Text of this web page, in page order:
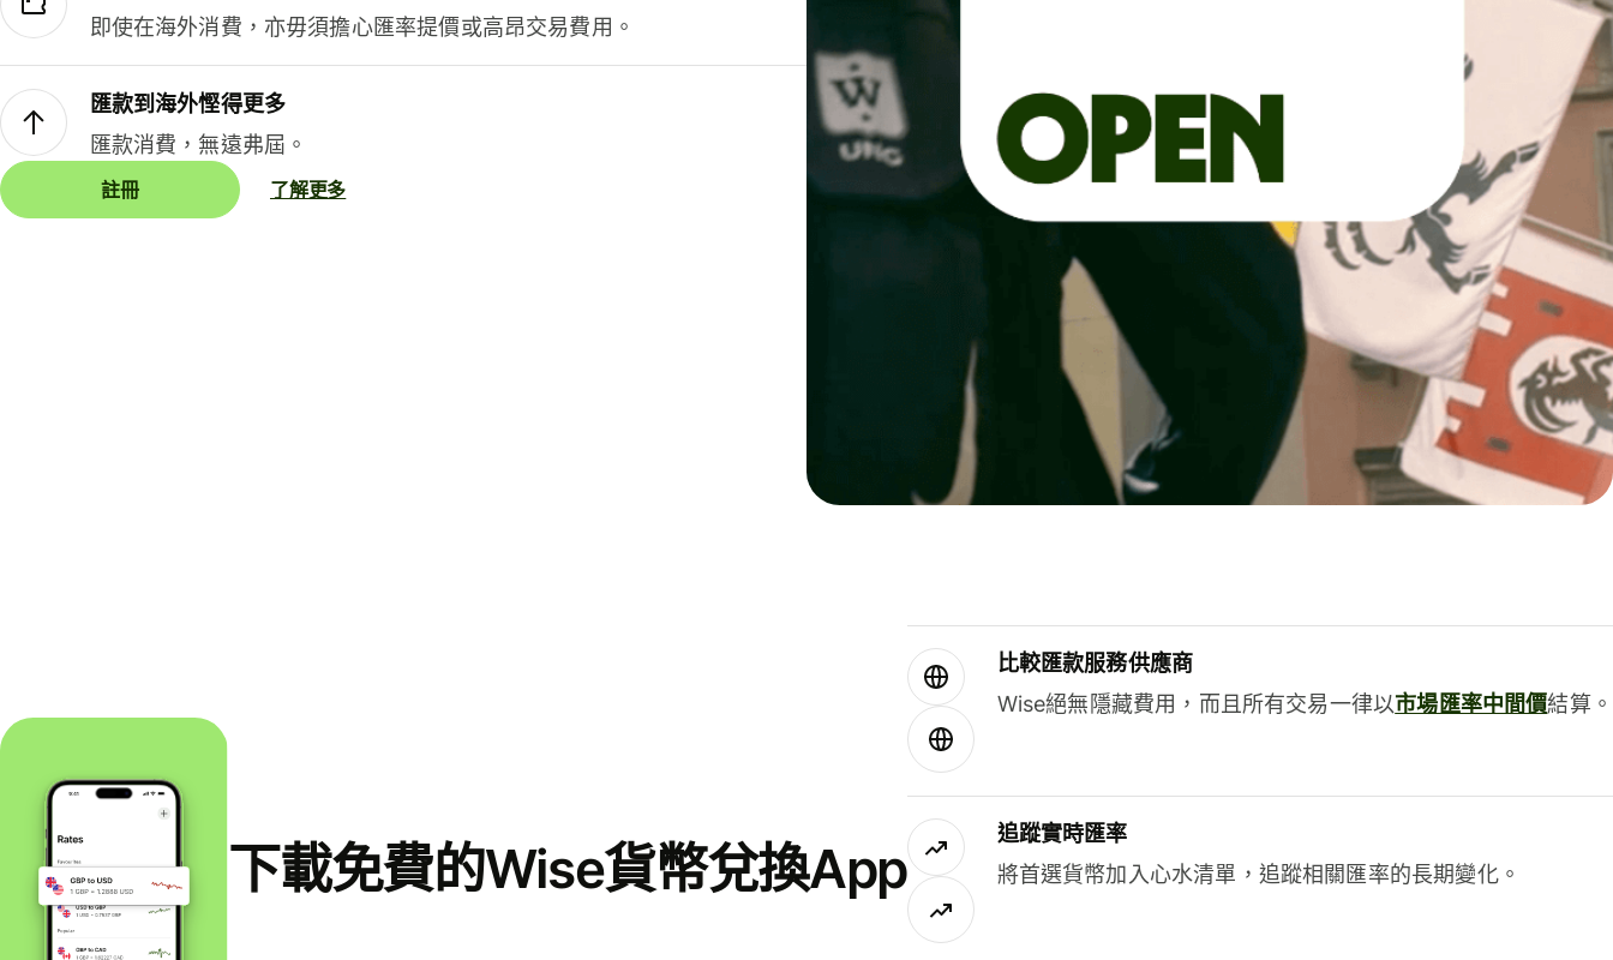
即使在海外消費，亦毋須擔心匯率提價或高昂交易費用。
匯款到海外慳得更多
匯款消費，無遠弗屆。
註冊 了解更多
下載免費的Wise貨幣兌換App
比較匯款服務供應商
Wise絕無隱藏費用，而且所有交易一律以市場匯率中間價結算。
追蹤實時匯率
將首選貨幣加入心水清單，追蹤相關匯率的長期變化。